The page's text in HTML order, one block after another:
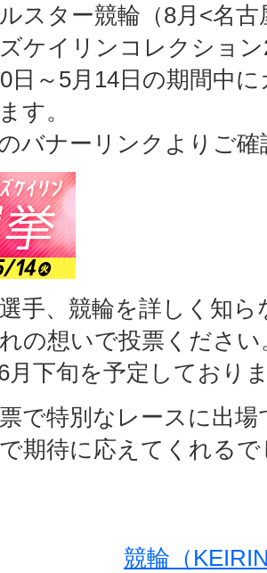
スター競輪（8月<名
ケイリンコレクショ
日～5月14日の期間中
す。
バナーリンクよりご
手、競輪を詳しく知
の想いで投票ください
月下旬を予定しており
で特別なレースに出
期待に応えてくれる
競輪（